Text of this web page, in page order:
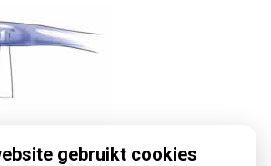
gebruikt cookies